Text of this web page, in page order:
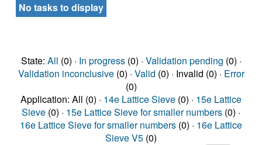
No tasks to display
State: All (0) · In progress(0) · Validation pending (0) ·
Validation inconclusive(0) · Valid (0) · Invalid (0) · Error
(0)
Application: All (0) · 14e Lattice Sieve (0) · 15e Lattice
Sieve (0) · 15e Lattice Sieve for smaller numbers (0) ·
16e Lattice Sieve for smaller numbers (0) · 16e Lattice
Sieve V5 (0)